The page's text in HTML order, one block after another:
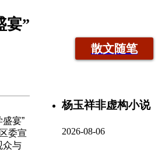
宴”
宴”
委宣
众与
散文随笔
杨玉祥非虚构小说
2026-08-06